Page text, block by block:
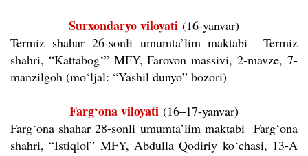
Surxondaryo viloyati (16-yanvar)
Termiz shahar 26-sonli umumta’lim maktabi Termiz
shahri, “Kattabog‘” MFY, Farovon massivi, 2-mavze, 7-
manzilgoh (mo‘ljal: “Yashil dunyo” bozori)
Farg‘ona viloyati (16–17-yanvar)
Farg‘ona shahar 28-sonli umumta’lim maktabi Farg‘ona
shahri, “Istiqlol” MFY, Abdulla Qodiriy ko‘chasi, 13-A